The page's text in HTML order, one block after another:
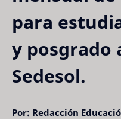
para
y posgrado
Sedesol.
Por: Redacción